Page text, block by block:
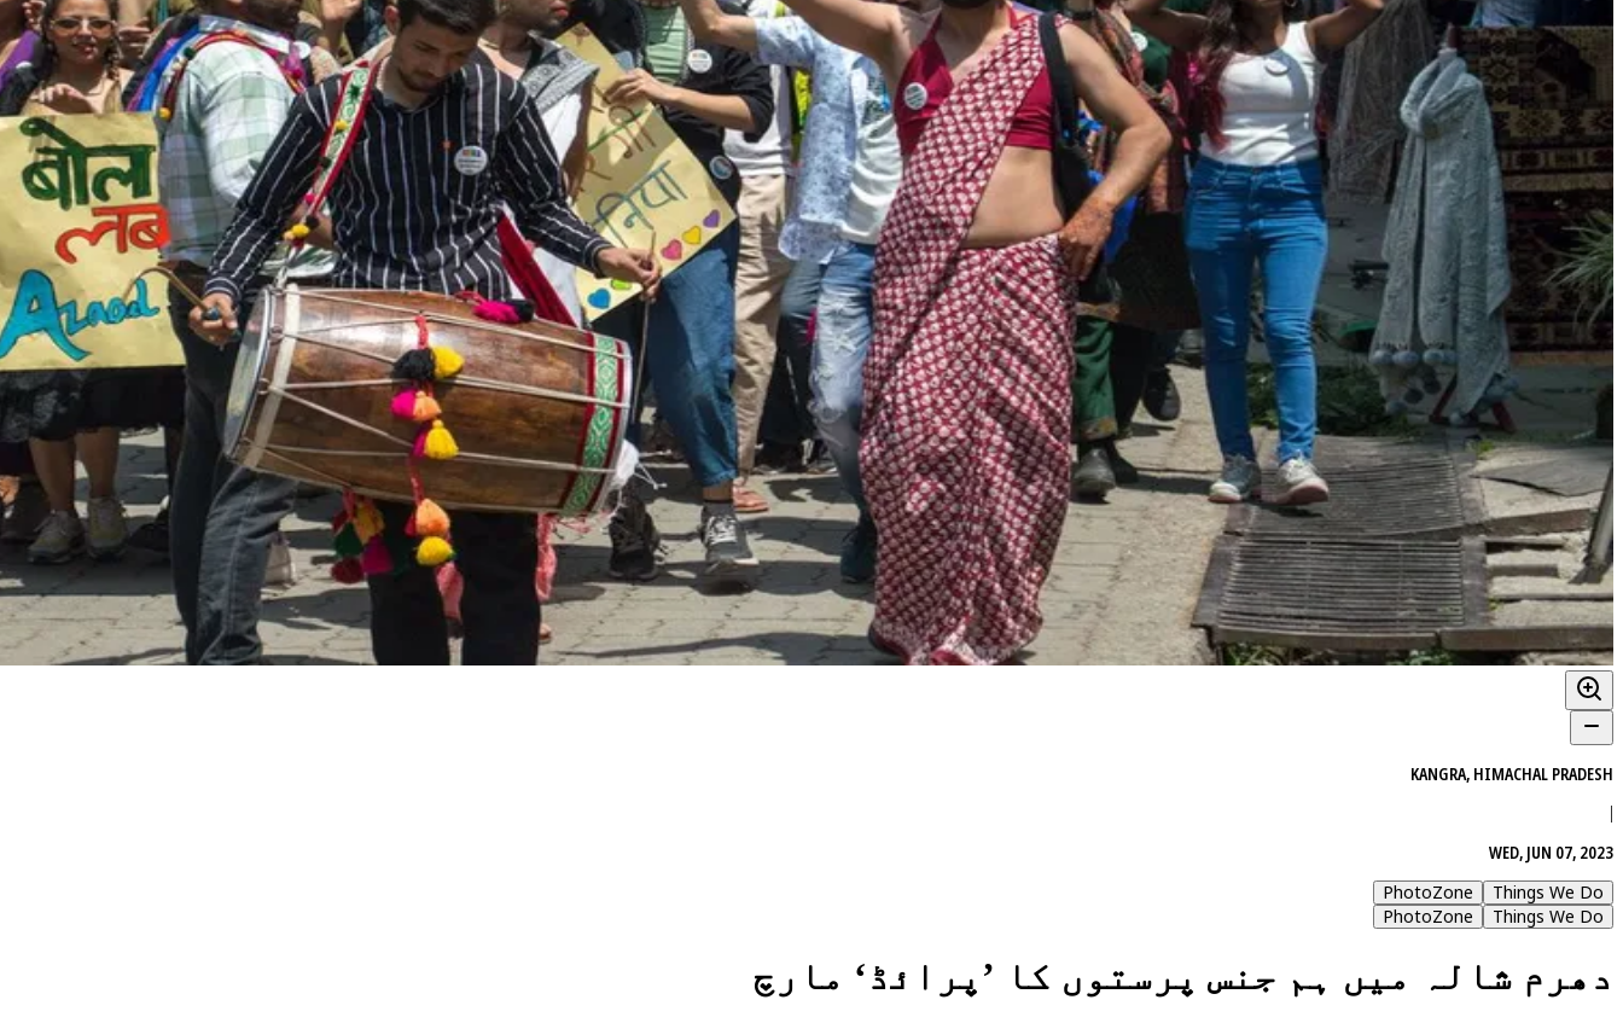
KANGRA, HIMACHAL PRADESH
|
WED, JUN 07, 2023
Things We Do
PhotoZone
Things We Do
PhotoZone
دھرم شالہ میں ہم جنس پرستوں کا ’پرائڈ‘ مارچ